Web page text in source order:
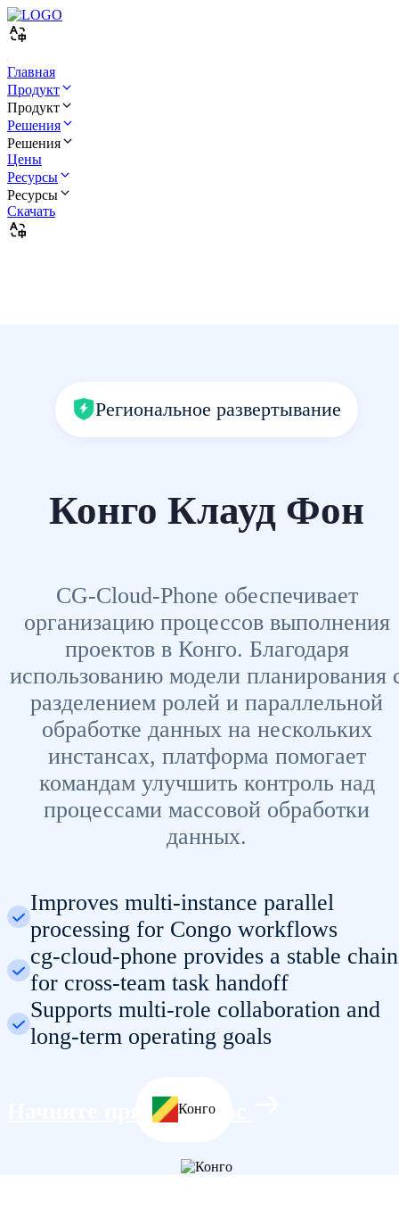
Главная
Продукт
Продукт
Решения
Решения
Цены
Ресурсы
Ресурсы
Скачать
Региональное развертывание
Конго Клауд Фон
CG-Cloud-Phone обеспечивает
организацию процессов выполнения
проектов в Конго. Благодаря
использованию модели планирования
разделением ролей и параллельной
обработке данных на нескольких
инстансах, платформа помогает
командам улучшить контроль над
процессами массовой обработки
данных.
Improves multi-instance parallel
processing for Congo workflows
cg-cloud-phone provides a stable chain
for cross-team task handoff
Supports multi-role collaboration and
long-term operating goals
Начните прямо сейчас
Конго